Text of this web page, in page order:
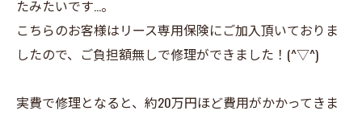
たみたいです…。
こちらのお客様はリース専用保険にご加入頂いておりま
したので、ご負担額無しで修理ができました！(^▽^)
実費で修理となると、約20万円ほど費用がかかってきま